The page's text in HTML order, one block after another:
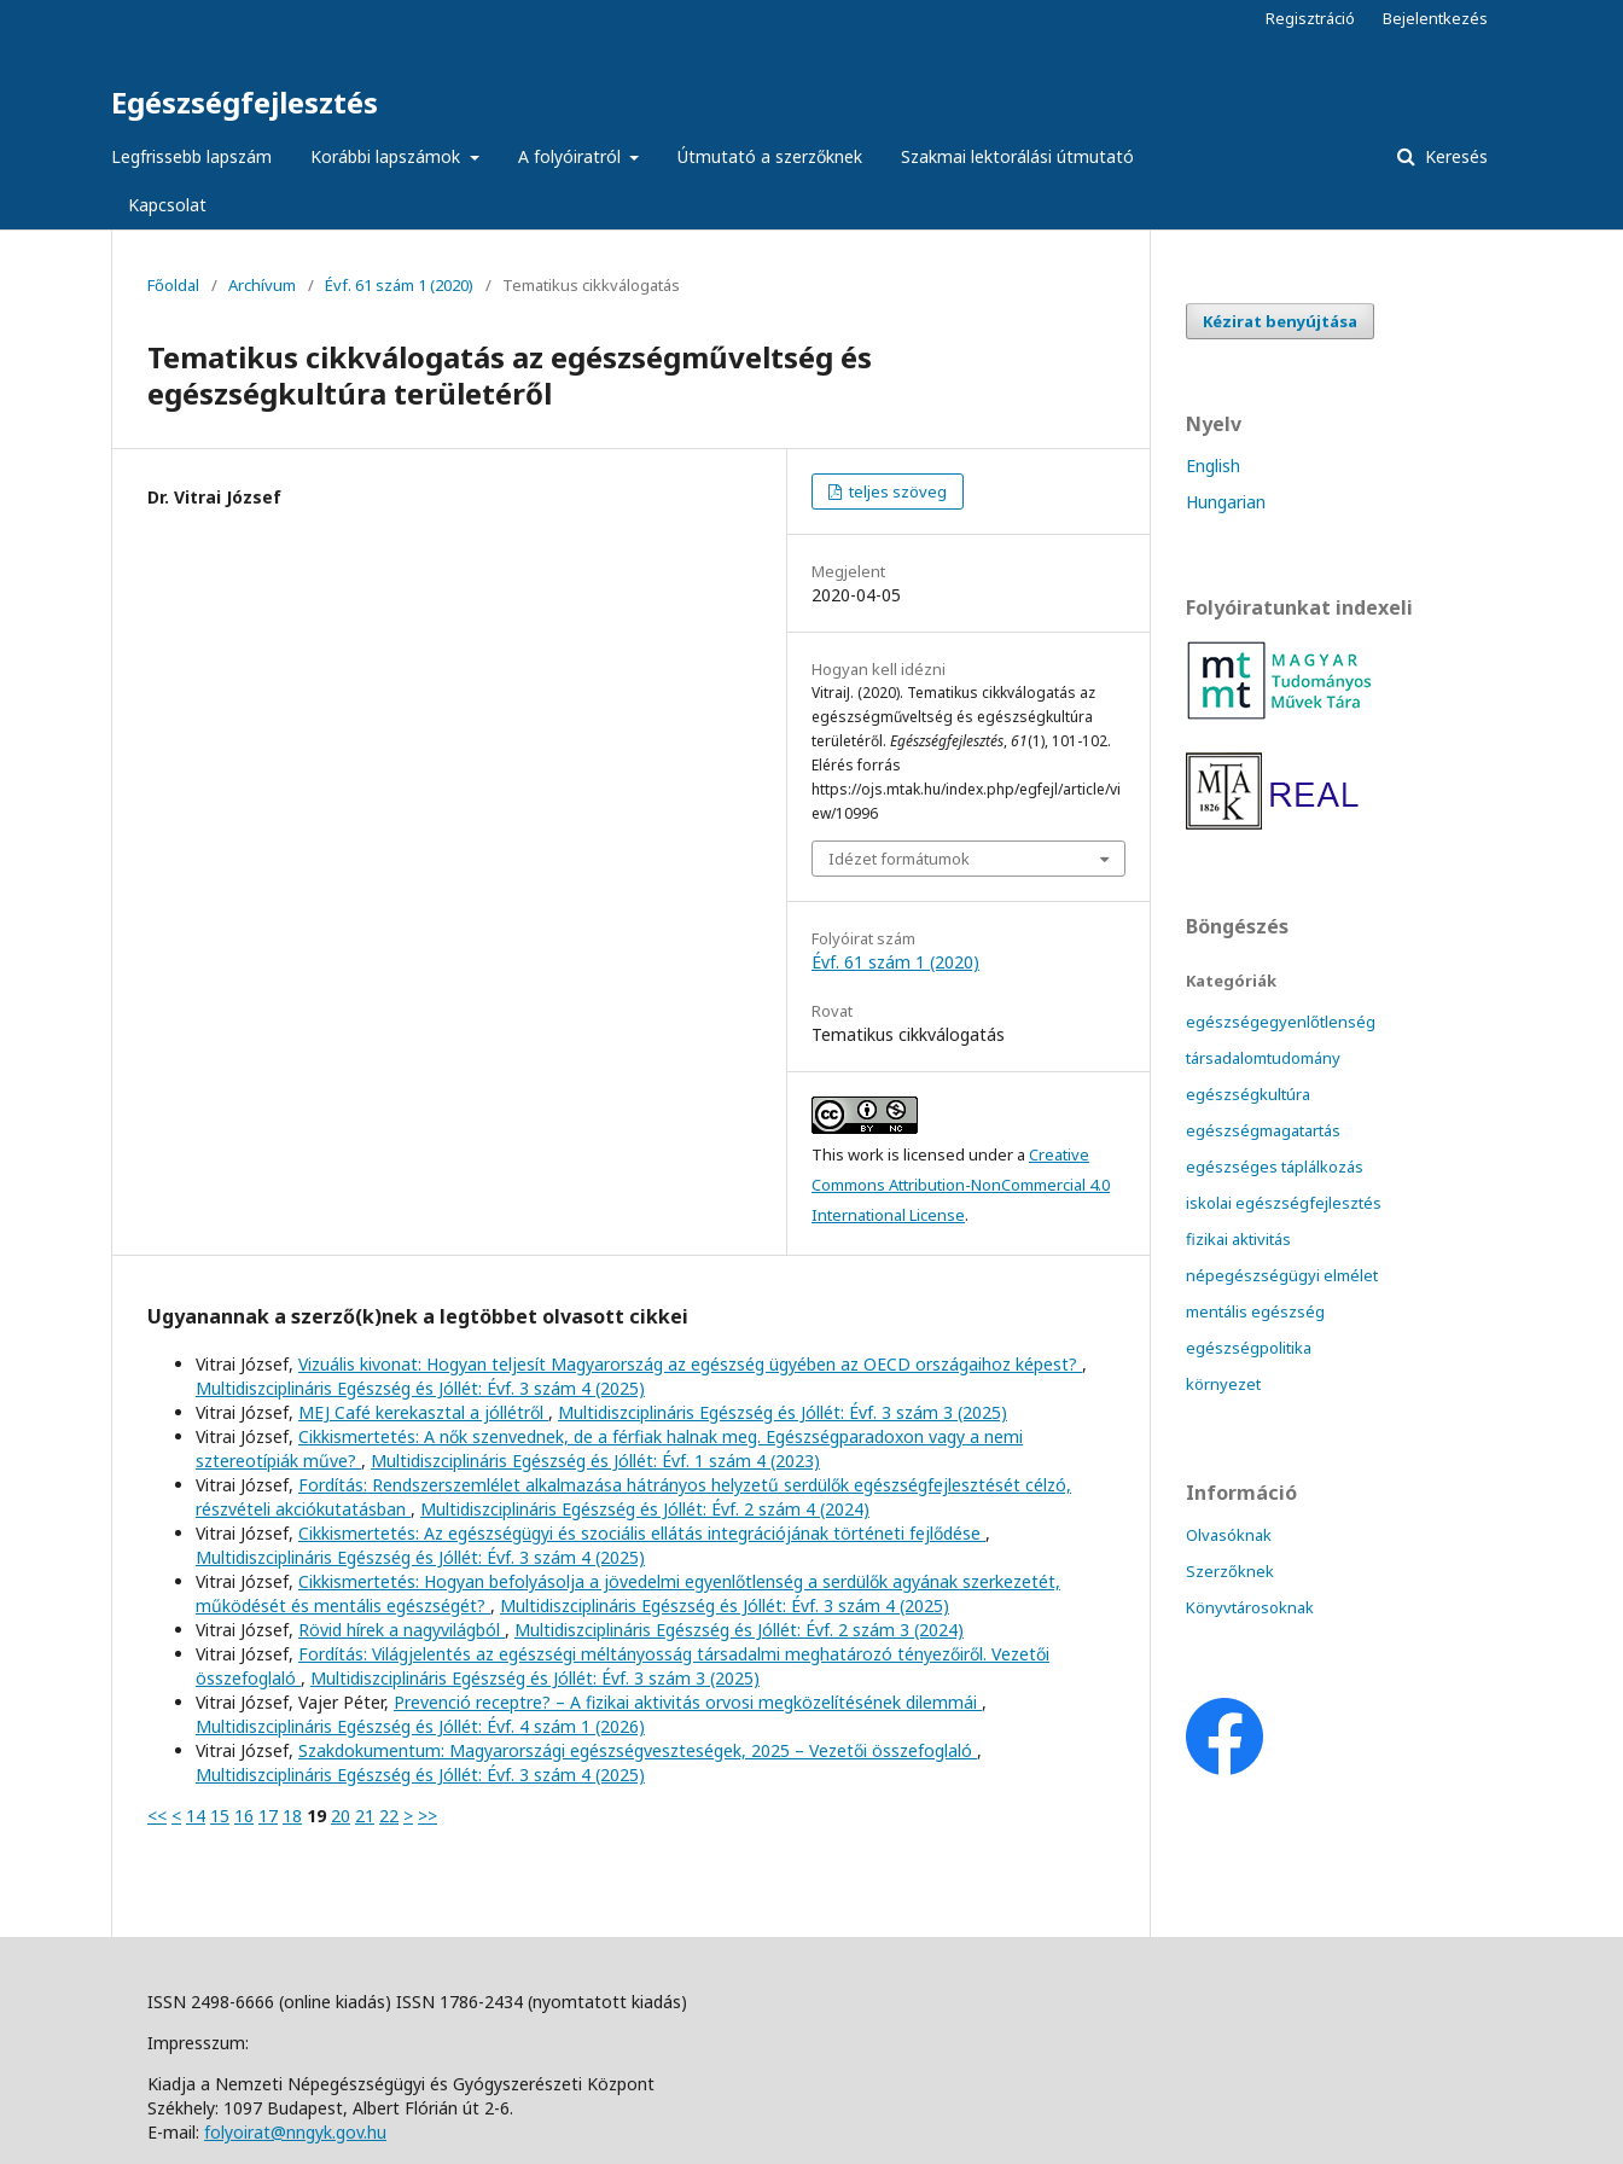
Egészségfejlesztés
Legfrissebb lapszám Korábbi lapszámok A folyóiratról Útmutató a szerzőknek Szakmai lektorálási útmutató
Kapcsolat
Keresés
Regisztráció Bejelentkezés
Főoldal / Archívum / Évf. 61 szám 1 (2020) / Tematikus cikkválogatás
Tematikus cikkválogatás az egészségműveltség és
egészségkultúra területéről
Dr. Vitrai József teljes szöveg
Megjelent
2020-04-05
Hogyan kell idézni
VitraiJ. (2020). Tematikus cikkválogatás az
egészségműveltség és egészségkultúra
területéről. Egészségfejlesztés,61(1), 101-102.
Elérés forrás
https://ojs.mtak.hu/index.php/egfejl/article/vi
ew/10996
Idézet formátumok
Folyóirat szám
Évf. 61 szám 1 (2020)
Rovat
Tematikus cikkválogatás
This work is licensed under a Creative
Commons Attribution-NonCommercial 4.0
International License.
Ugyanannak a szerző(k)nek a legtöbbet olvasott cikkei
Vitrai József, Vizuális kivonat: Hogyan teljesít Magyarország az egészség ügyében az OECD országaihoz képest? ,
Multidiszciplináris Egészség és Jóllét: Évf. 3 szám 4 (2025)
Vitrai József, MEJ Café kerekasztal a jóllétről , Multidiszciplináris Egészség és Jóllét: Évf. 3 szám 3 (2025)
Vitrai József, Cikkismertetés: A nők szenvednek, de a férfiak halnak meg. Egészségparadoxon vagy a nemi
sztereotípiák műve? , Multidiszciplináris Egészség és Jóllét: Évf. 1 szám 4 (2023)
Vitrai József, Fordítás: Rendszerszemlélet alkalmazása hátrányos helyzetű serdülők egészségfejlesztését célzó,
részvételi akciókutatásban , Multidiszciplináris Egészség és Jóllét: Évf. 2 szám 4 (2024)
Vitrai József, Cikkismertetés: Az egészségügyi és szociális ellátás integrációjának történeti fejlődése ,
Multidiszciplináris Egészség és Jóllét: Évf. 3 szám 4 (2025)
Vitrai József, Cikkismertetés: Hogyan befolyásolja a jövedelmi egyenlőtlenség a serdülők agyának szerkezetét,
működését és mentális egészségét? , Multidiszciplináris Egészség és Jóllét: Évf. 3 szám 4 (2025)
Vitrai József, Rövid hírek a nagyvilágból , Multidiszciplináris Egészség és Jóllét: Évf. 2 szám 3 (2024)
Vitrai József, Fordítás: Világjelentés az egészségi méltányosság társadalmi meghatározó tényezőiről. Vezetői
összefoglaló , Multidiszciplináris Egészség és Jóllét: Évf. 3 szám 3 (2025)
Vitrai József, Vajer Péter, Prevenció receptre? – A fizikai aktivitás orvosi megközelítésének dilemmái ,
Multidiszciplináris Egészség és Jóllét: Évf. 4 szám 1 (2026)
Vitrai József, Szakdokumentum: Magyarországi egészségveszteségek, 2025 – Vezetői összefoglaló ,
Multidiszciplináris Egészség és Jóllét: Évf. 3 szám 4 (2025)
<< < 14 15 16 17 18 19 20 21 22 > >>
Kézirat benyújtása
Nyelv
English
Hungarian
Folyóiratunkat indexeli
Böngészés
Kategóriák
egészségegyenlőtlenség
társadalomtudomány
egészségkultúra
egészségmagatartás
egészséges táplálkozás
iskolai egészségfejlesztés
fizikai aktivitás
népegészségügyi elmélet
mentális egészség
egészségpolitika
környezet
Információ
Olvasóknak
Szerzőknek
Könyvtárosoknak
ISSN 2498-6666 (online kiadás) ISSN 1786-2434 (nyomtatott kiadás)
Impresszum:
Kiadja a Nemzeti Népegészségügyi és Gyógyszerészeti Központ
Székhely: 1097 Budapest, Albert Flórián út 2-6.
E-mail: folyoirat@nngyk.gov.hu